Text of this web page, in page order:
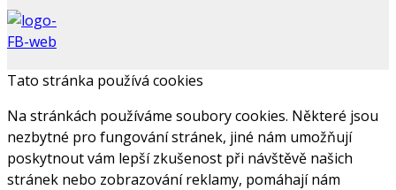
Tato stránka používá cookies
Na stránkách používáme soubory cookies. Některé jsou
nezbytné pro fungování stránek, jiné nám umožňují
poskytnout vám lepší zkušenost při návštěvě našich
stránek nebo zobrazování reklamy, pomáhají nám